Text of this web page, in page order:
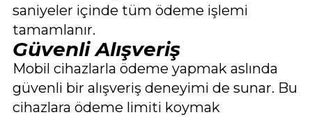
saniyeler içinde tüm ödeme işlemi
tamamlanır.
Güvenli Alışveriş
Mobil cihazlarla ödeme yapmak aslında
güvenli bir alışveriş deneyimi de sunar. Bu
cihazlara ödeme limiti koymak